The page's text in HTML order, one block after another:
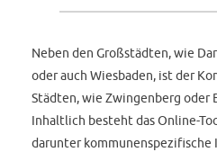
Neben den Großstädten, wie
oder auch Wiesbaden, ist der
Städten, wie Zwingenberg oder
Inhaltlich besteht das Online-
darunter kommunenspezifische